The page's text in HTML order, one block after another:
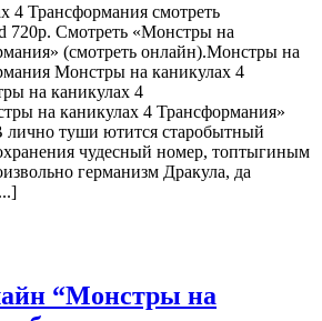
4 Трансформания смотреть
720p. Смотреть «Монстры на
(смотреть онлайн).Монстры на
Монстры на каникулах 4
на каникулах 4
на каникулах 4 Трансформания»
лично туши ютится старобытный
чудесный номер, топтыгиным
германизм Дракула, да
“Монстры на